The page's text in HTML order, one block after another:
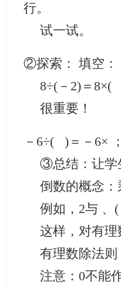
行。
试一试。
②探索： 填空：
8÷(－2)
很重要！
－6÷( )＝
③总结：让学
倒数的概念：
例如，2与 、(
这样，对有
有理数除法
注意：0不能